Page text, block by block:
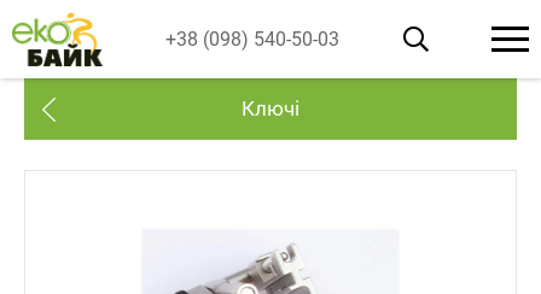
+38 (098) 540-50-03
Ключі